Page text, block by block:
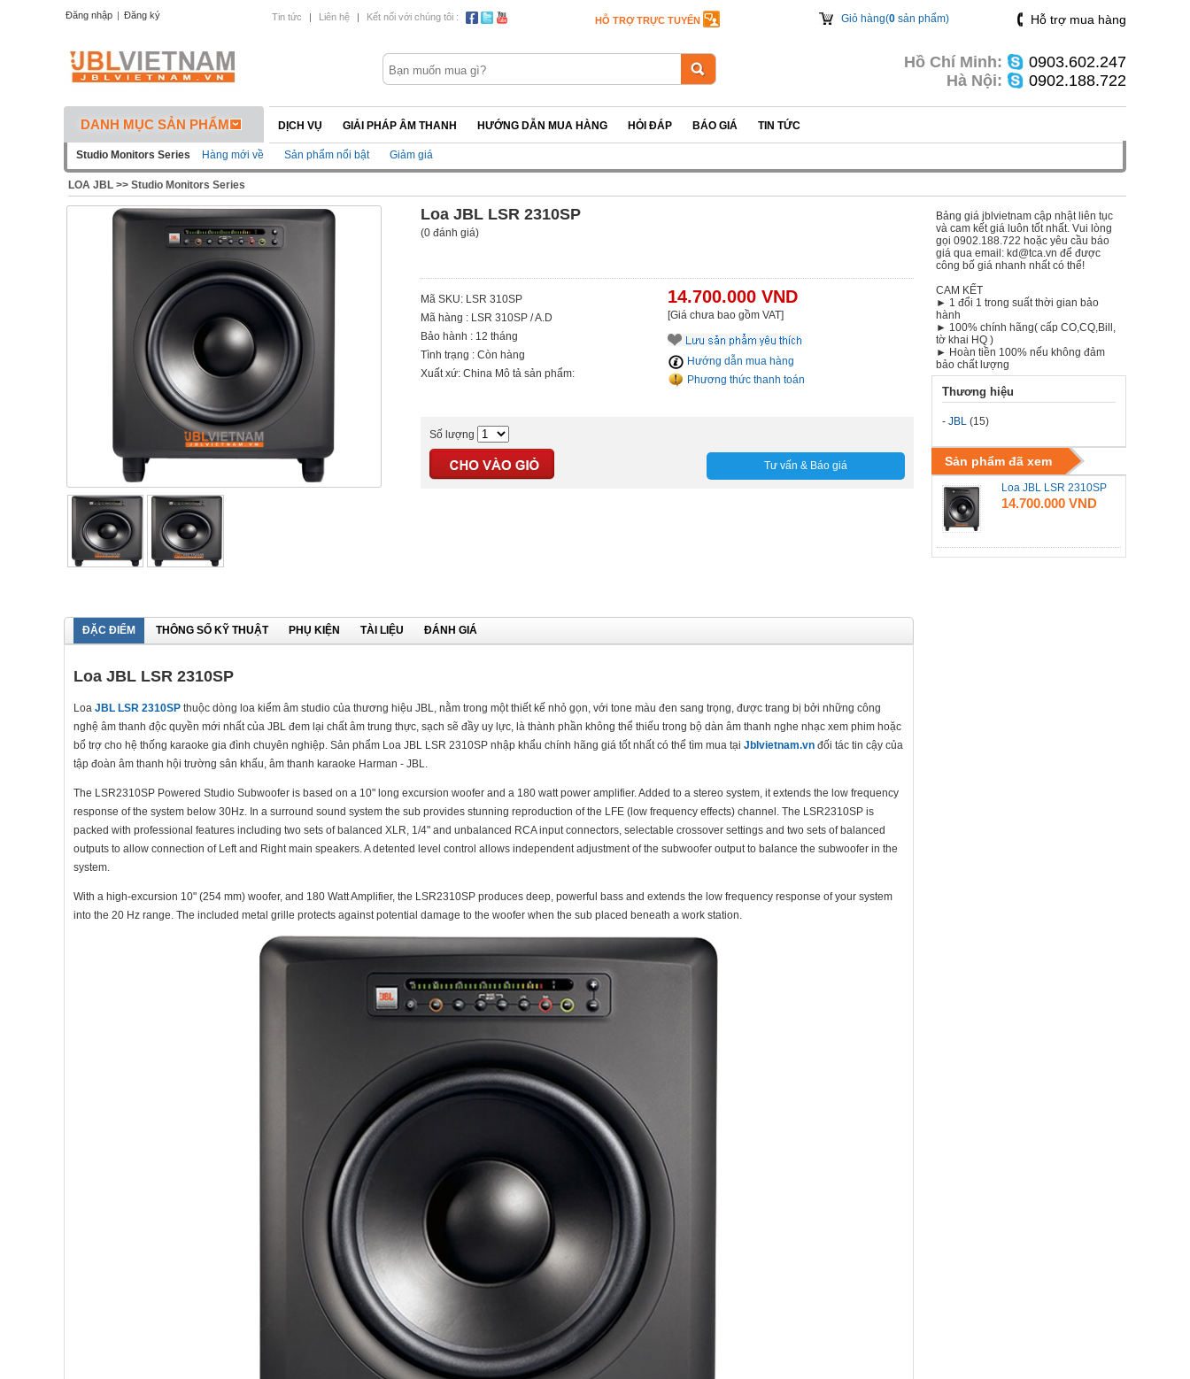
Đăng nhập | Đăng ký Tin tức | Liên hệ | Kết nối với chúng tôi : HỖ TRỢ TRỰC TUYẾN Hỗ trợ mua hàng
Hồ Chí Minh:
0903.602.247
Hà Nội:
0902.188.722
Giỏ hàng(0 sản phẩm)
DANH MỤC SẢN PHẨM DỊCH VỤ GIẢI PHÁP ÂM THANH HƯỚNG DẪN MUA HÀNG HỎI ĐÁP BÁO GIÁ TIN TỨC
Studio Monitors Series Hàng mới về Sản phẩm nổi bật Giảm giá
LOA JBL >> Studio Monitors Series
Loa JBL LSR 2310SP
(0 đánh giá)
Mã SKU: LSR 310SP
Mã hàng : LSR 310SP / A.D
Bảo hành : 12 tháng
Tình trạng : Còn hàng
Xuất xứ: China Mô tả sản phẩm:
14.700.000 VND
[Giá chưa bao gồm VAT]
Hướng dẫn mua hàng
Phương thức thanh toán
Số lượng
Tư vấn & Báo giá
ĐẶC ĐIỂM THÔNG SỐ KỸ THUẬT PHỤ KIỆN TÀI LIỆU ĐÁNH GIÁ
Loa JBL LSR 2310SP
Loa JBL LSR 2310SP thuộc dòng loa kiểm âm studio của thương hiệu JBL, nằm trong một thiết kế nhỏ gọn, với tone màu đen sang trọng, được trang bị bởi những công
nghệ âm thanh độc quyền mới nhất của JBL đem lại chất âm trung thực, sạch sẽ đầy uy lực, là thành phần không thể thiếu trong bộ dàn âm thanh nghe nhạc xem phim hoặc
bổ trợ cho hệ thống karaoke gia đình chuyên nghiệp. Sản phẩm Loa JBL LSR 2310SP nhập khẩu chính hãng giá tốt nhất có thể tìm mua tại Jblvietnam.vn đối tác tin cậy của
tập đoàn âm thanh hội trường sân khấu, âm thanh karaoke Harman - JBL.
The LSR2310SP Powered Studio Subwoofer is based on a 10" long excursion woofer and a 180 watt power amplifier. Added to a stereo system, it extends the low frequency
response of the system below 30Hz. In a surround sound system the sub provides stunning reproduction of the LFE (low frequency effects) channel. The LSR2310SP is
packed with professional features including two sets of balanced XLR, 1/4" and unbalanced RCA input connectors, selectable crossover settings and two sets of balanced
outputs to allow connection of Left and Right main speakers. A detented level control allows independent adjustment of the subwoofer output to balance the subwoofer in the
system.
With a high-excursion 10" (254 mm) woofer, and 180 Watt Amplifier, the LSR2310SP produces deep, powerful bass and extends the low frequency response of your system
into the 20 Hz range. The included metal grille protects against potential damage to the woofer when the sub placed beneath a work station.
Bảng giá jblvietnam cập nhật liên tục
và cam kết giá luôn tốt nhất. Vui lòng
gọi 0902.188.722 hoặc yêu cầu báo
giá qua email: kd@tca.vn để được
công bố giá nhanh nhất có thể!
CAM KẾT
► 1 đổi 1 trong suất thời gian bảo
hành
► 100% chính hãng( cấp CO,CQ,Bill,
tờ khai HQ )
► Hoàn tiền 100% nếu không đảm
bảo chất lượng
Thương hiệu
- JBL(15)
Sản phẩm đã xem
Loa JBL LSR 2310SP
14.700.000 VND